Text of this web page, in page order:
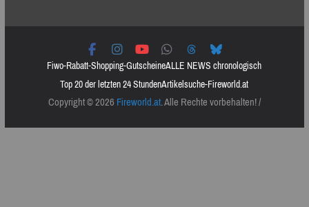
Fiwo-Rabatt-Shopping-GutscheineALLE NEWS chronologisch
Top 20 der letzten 24 StundenArtikelsuche-Fireworld.at
Copyright © 2026Fireworld.at. Alle Rechte vorbehalten! /